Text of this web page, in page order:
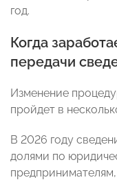
год.
Когда
передачи
Изменение
пройдет в
В 2026 году
долями по